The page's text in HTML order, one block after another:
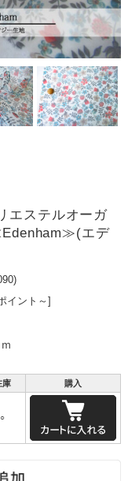
エステルオーガ
エデ
イント～]
庫 購入
○